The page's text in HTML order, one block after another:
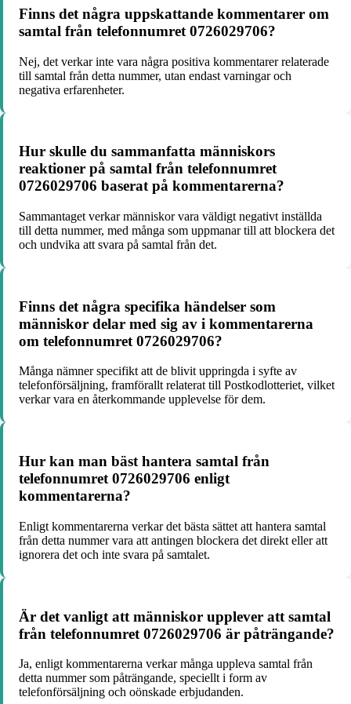
Finns det några uppskattande kommentarer om
samtal från telefonnumret 0726029706?
Nej, det verkar inte vara några positiva kommentarer relaterade
till samtal från detta nummer, utan endast varningar och
negativa erfarenheter.
Hur skulle du sammanfatta människors
reaktioner på samtal från telefonnumret
0726029706 baserat på kommentarerna?
Sammantaget verkar människor vara väldigt negativt inställda
till detta nummer, med många som uppmanar till att blockera det
och undvika att svara på samtal från det.
Finns det några specifika händelser som
människor delar med sig av i kommentarerna
om telefonnumret 0726029706?
Många nämner specifikt att de blivit uppringda i syfte av
telefonförsäljning, framförallt relaterat till Postkodlotteriet, vilket
verkar vara en återkommande upplevelse för dem.
Hur kan man bäst hantera samtal från
telefonnumret 0726029706 enligt
kommentarerna?
Enligt kommentarerna verkar det bästa sättet att hantera samtal
från detta nummer vara att antingen blockera det direkt eller att
ignorera det och inte svara på samtalet.
Är det vanligt att människor upplever att samtal
från telefonnumret 0726029706 är påträngande?
Ja, enligt kommentarerna verkar många uppleva samtal från
detta nummer som påträngande, speciellt i form av
telefonförsäljning och oönskade erbjudanden.